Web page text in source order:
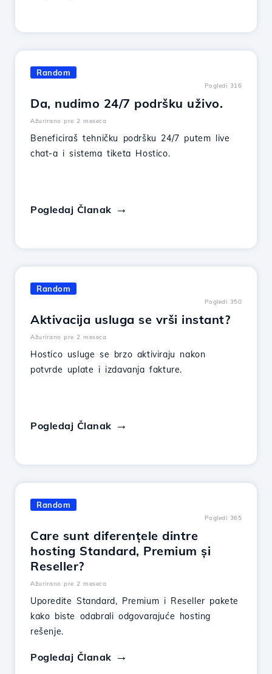
Random
Pogledi 316
Da, nudimo 24/7 podršku uživo.
Ažurirano pre 2 meseca
Beneficiraš tehničku podršku 24/7 putem live
chat-a i sistema tiketa Hostico.
Pogledaj Članak
Random
Pogledi 350
Aktivacija usluga se vrši instant?
Ažurirano pre 2 meseca
Hostico usluge se brzo aktiviraju nakon
potvrde uplate i izdavanja fakture.
Pogledaj Članak
Random
Pogledi 365
Care sunt diferențele dintre
hosting Standard, Premium și
Reseller?
Ažurirano pre 2 meseca
Uporedite Standard, Premium i Reseller pakete
kako biste odabrali odgovarajuće hosting
rešenje.
Pogledaj Članak